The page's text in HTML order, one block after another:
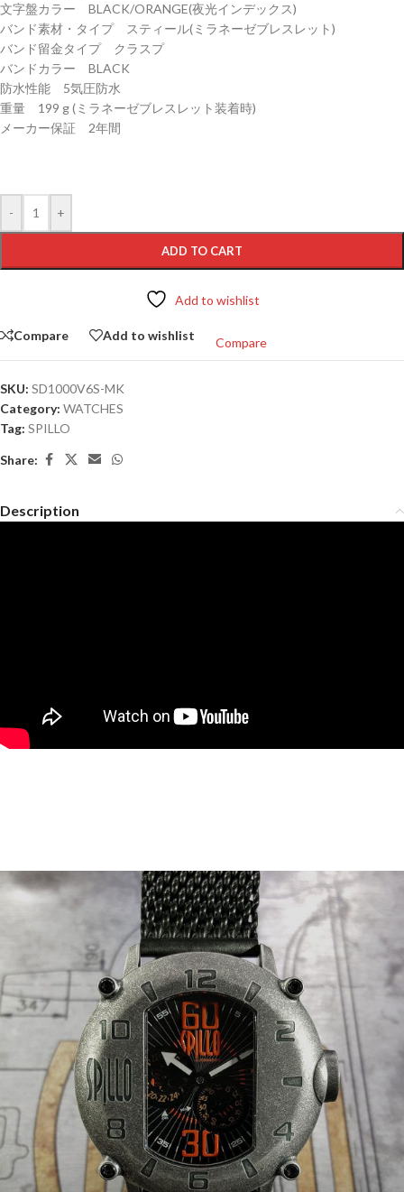
文字盤カラー BLACK/ORANGE(夜光インデックス)
バンド素材・タイプ スティール(ミラネーゼブレスレット)
バンド留金タイプ クラスプ
バンドカラー BLACK
防水性能 5気圧防水
重量 199 g (ミラネーゼブレスレット装着時)
メーカー保証 2年間
- +
ADD TO CART
Add to wishlist
Compare Add to wishlist
Compare
SKU: SD1000V6S-MK
Category: WATCHES
Tag: SPILLO
Share:
Description